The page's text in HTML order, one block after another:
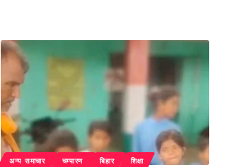
अन्य समाचार चम्पारण बिहार शिक्षा